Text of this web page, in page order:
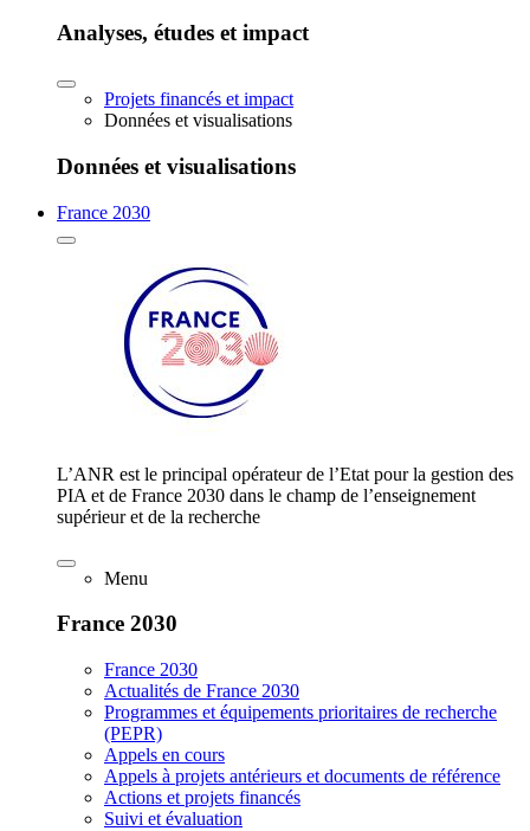
Analyses, études et impact
Projets financés et impact
Données et visualisations
Données et visualisations
France 2030
L’ANR est le principal opérateur de l’Etat pour la gestion des
PIA et de France 2030 dans le champ de l’enseignement
supérieur et de la recherche
Menu
France 2030
France 2030
Actualités de France 2030
Programmes et équipements prioritaires de recherche
(PEPR)
Appels en cours
Appels à projets antérieurs et documents de référence
Actions et projets financés
Suivi et évaluation